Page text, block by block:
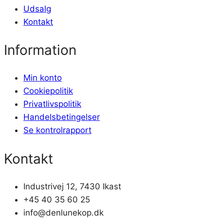
Udsalg
Kontakt
Information
Min konto
Cookiepolitik
Privatlivspolitik
Handelsbetingelser
Se kontrolrapport
Kontakt
Industrivej 12, 7430 Ikast
+45 40 35 60 25
info@denlunekop.dk